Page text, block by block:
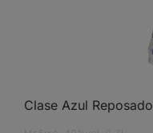
Clase Azul Reposado